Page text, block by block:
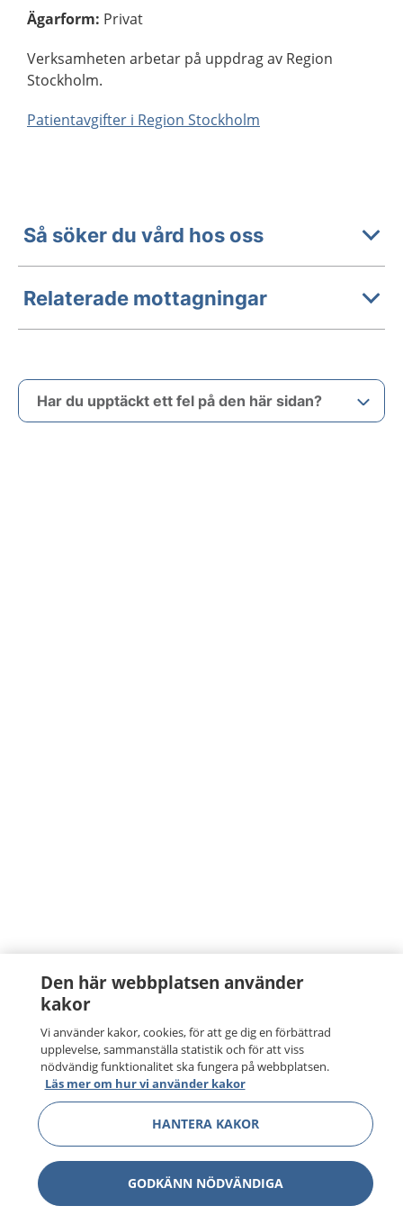
Ägarform: Privat
Verksamheten arbetar på uppdrag av Region
Stockholm.
Patientavgifter i Region Stockholm
Så söker du vård hos oss
Relaterade mottagningar
Har du upptäckt ett fel på den här sidan?
Den här webbplatsen använder
kakor
Vi använder kakor, cookies, för att ge dig en förbättrad
upplevelse, sammanställa statistik och för att viss
nödvändig funktionalitet ska fungera på webbplatsen.
Läs mer om hur vi använder kakor
HANTERA KAKOR
GODKÄNN NÖDVÄNDIGA